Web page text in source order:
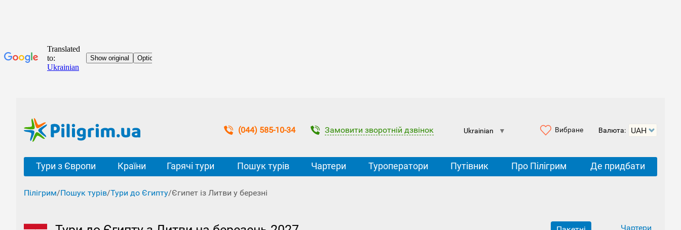
(044) 585-10-34 Замовити зворотній дзвінок Ukrainian ▼ Вибране Валюта:
Тури з Європи Країни Гарячі тури Пошук турів Чартери Туроператори Путівник Про Пілігрим Де придбати
Пілігрим/Пошук турів/Тури до Єгипту/Єгипет із Литви у березні
Чартери